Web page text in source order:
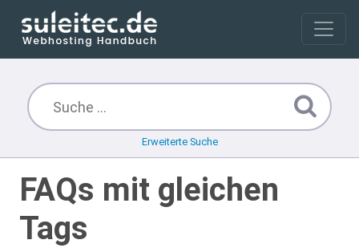
Erweiterte Suche
FAQs mit gleichen
Tags